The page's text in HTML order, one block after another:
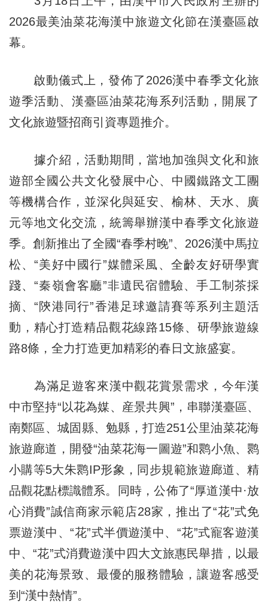
2026最美油菜花海漢中旅遊文化節在漢臺區啟
幕。
啟動儀式上，發佈了2026漢中春季文化旅
遊季活動、漢臺區油菜花海系列活動，開展了
文化旅遊暨招商引資專題推介。
據介紹，活動期間，當地加強與文化和旅
遊部全國公共文化發展中心、中國鐵路文工團
等機構合作，並深化與延安、榆林、天水、廣
元等地文化交流，統籌舉辦漢中春季文化旅遊
季。創新推出了全國“春季村晚”、2026漢中馬拉
松、“美好中國行”媒體采風、全齡友好研學實
踐、“秦嶺會客廳”非遺民宿體驗、手工制茶採
摘、“陝港同行”香港足球邀請賽等系列主題活
動，精心打造精品觀花線路15條、研學旅遊線
路8條，全力打造更加精彩的春日文旅盛宴。
為滿足遊客來漢中觀花賞景需求，今年漢
中市堅持“以花為媒、産景共興”，串聯漢臺區、
南鄭區、城固縣、勉縣，打造251公里油菜花海
旅遊廊道，開發“油菜花海一圖遊”和鹮小魚、鹮
小購等5大朱鹮IP形象，同步規範旅遊廊道、精
品觀花點標識體系。同時，公佈了“厚道漢中·放
心消費”誠信商家示範店28家，推出了“花”式免
票遊漢中、“花”式半價遊漢中、“花”式寵客遊漢
中、“花”式消費遊漢中四大文旅惠民舉措，以最
美的花海景致、最優的服務體驗，讓遊客感受
到“漢中熱情”。